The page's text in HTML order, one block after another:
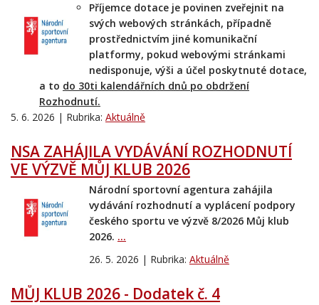
Příjemce dotace je povinen zveřejnit na
svých webových stránkách, případně
prostřednictvím jiné komunikační
platformy, pokud webovými stránkami
nedisponuje, výši a účel poskytnuté dotace,
a to do 30ti kalendářních dnů po obdržení
Rozhodnutí.
5. 6. 2026 | Rubrika: Aktuálně
NSA ZAHÁJILA VYDÁVÁNÍ ROZHODNUTÍ
VE VÝZVĚ MŮJ KLUB 2026
Národní sportovní agentura zahájila
vydávání rozhodnutí a vyplácení podpory
českého sportu ve výzvě 8/2026 Můj klub
2026. ...
26. 5. 2026 | Rubrika: Aktuálně
MŮJ KLUB 2026 - Dodatek č. 4